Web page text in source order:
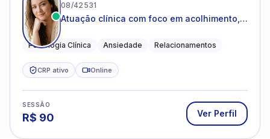
08/42531
Atuação clínica com foco em acolhimento,
Psicologia Clínica Ansiedade Relacionamentos
CRP ativo Online
SESSÃO
R$ 90 Ver Perfil